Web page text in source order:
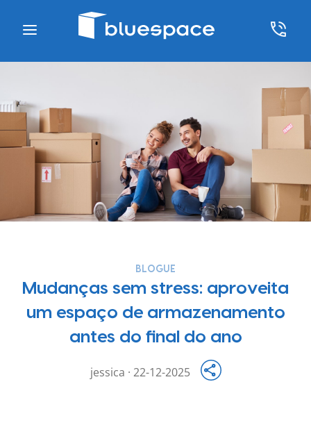
BLOGUE
Mudanças sem stress: aproveita
um espaço de armazenamento
antes do final do ano
jessica · 22-12-2025